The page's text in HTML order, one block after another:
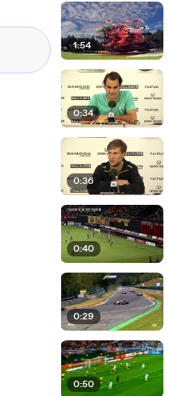
1:54
0:34
0:36
0:40
0:29
0:50